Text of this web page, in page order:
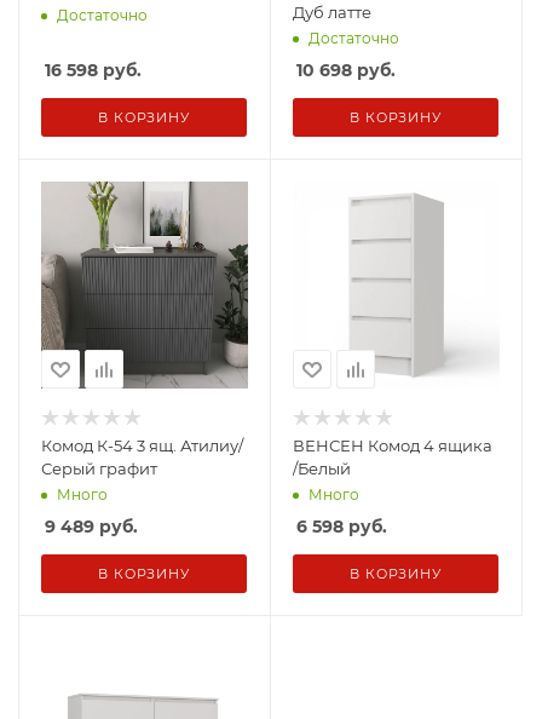
Достаточно
16 598 руб.
В КОРЗИНУ
Дуб латте
Достаточно
10 698 руб.
В КОРЗИНУ
Комод К-54 3 ящ. Атилиу/
Серый графит
Много
9 489 руб.
В КОРЗИНУ
ВЕНСЕН Комод 4 ящика
/Белый
Много
6 598 руб.
В КОРЗИНУ